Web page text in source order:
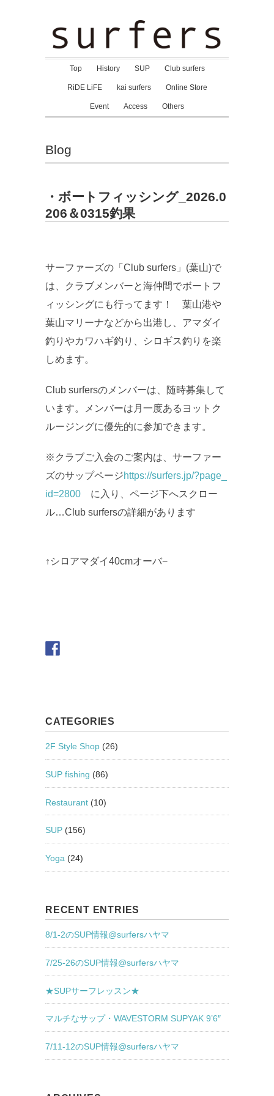
Top History SUP Club surfers
RiDE LiFE kai surfers Online Store
Event Access Others
Blog
・ボートフィッシング_2026.0
206＆0315釣果
サーファーズの「Club surfers」(葉山)で
は、クラブメンバーと海仲間でボートフ
ィッシングにも行ってます！ 葉山港や
葉山マリーナなどから出港し、アマダイ
釣りやカワハギ釣り、シロギス釣りを楽
しめます。
Club surfersのメンバーは、随時募集して
います。メンバーは月一度あるヨットク
ルージングに優先的に参加できます。
※クラブご入会のご案内は、サーファー
ズのサップページhttps://surfers.jp/?page_
id=2800 に入り、ページ下へスクロー
ル…Club surfersの詳細があります
↑シロアマダイ40cmオーバ−
CATEGORIES
2F Style Shop (26)
SUP fishing (86)
Restaurant (10)
SUP (156)
Yoga (24)
RECENT ENTRIES
8/1-2のSUP情報@surfersハヤマ
7/25-26のSUP情報@surfersハヤマ
★SUPサーフレッスン★
マルチなサップ・WAVESTORM SUPYAK 9’6″
7/11-12のSUP情報@surfersハヤマ